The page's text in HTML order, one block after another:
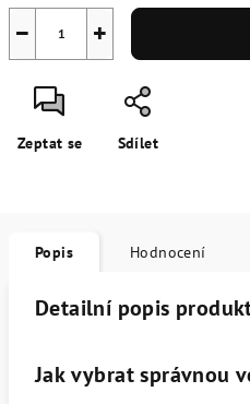
+
−
Zeptat se Sdílet
Popis Hodnocení
Detailní popis
Jak vybrat správnou